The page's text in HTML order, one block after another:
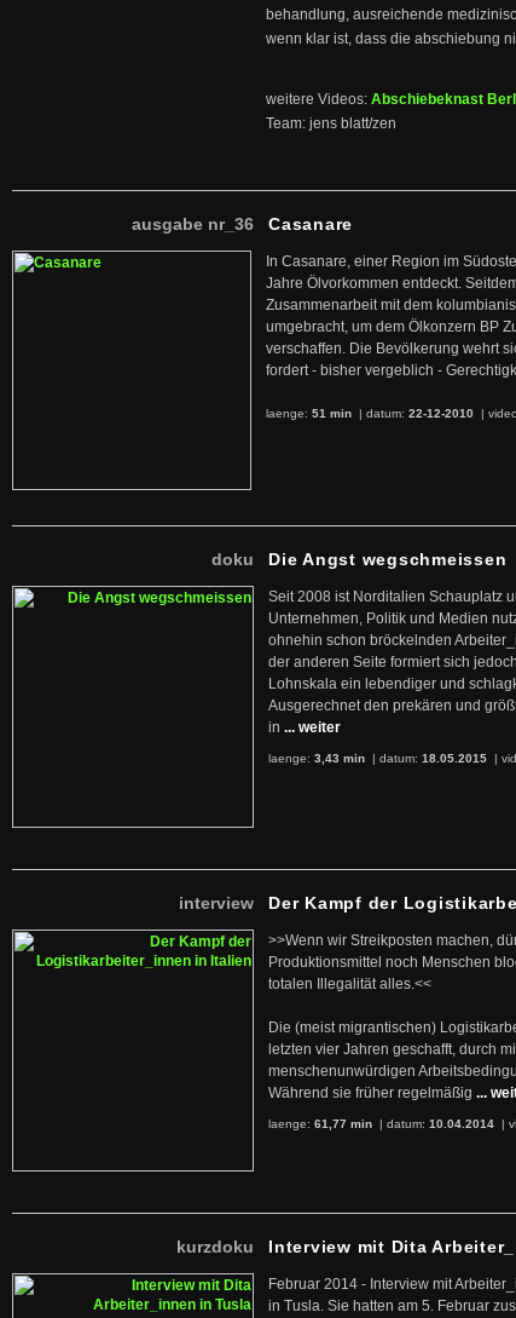
behandlung, ausreichende
wenn klar ist, dass die abschiebung
weitere Videos: Abschiebeknast
Team: jens blatt/zen
ausgabe nr_36 Casanare
In Casanare, einer Region im
Jahre Ölvorkommen entdeckt.
Zusammenarbeit mit dem
umgebracht, um dem Ölkonzern BP
verschaffen. Die Bevölkerung wehrt
fordert - bisher vergeblich -
laenge: 51 min | datum: 22-12-2010 |
doku Die Angst wegschmeissen
Seit 2008 ist Norditalien Schauplatz
Unternehmen, Politik und Medien
ohnehin schon bröckelnden
der anderen Seite formiert sich
Lohnskala ein lebendiger und
Ausgerechnet den prekären und
in ... weiter
laenge: 3,43 min | datum: 18.05.2015 |
interview Der Kampf der
>>Wenn wir Streikposten machen,
Produktionsmittel noch Menschen
totalen Illegalität alles.<<
Die (meist migrantischen)
letzten vier Jahren geschafft, durch
menschenunwürdigen
Während sie früher regelmäßig ...
laenge: 61,77 min | datum: 10.04.2014 |
kurzdoku Interview mit Dita
Februar 2014 - Interview mit
in Tusla. Sie hatten am 5. Februar